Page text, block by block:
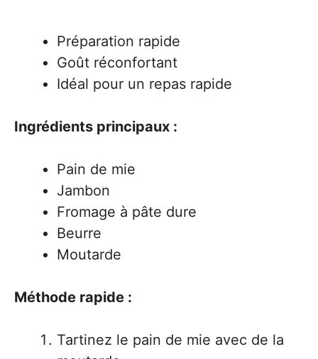
Préparation rapide
Goût réconfortant
Idéal pour un repas rapide
Ingrédients principaux :
Pain de mie
Jambon
Fromage à pâte dure
Beurre
Moutarde
Méthode rapide :
Tartinez le pain de mie avec de la